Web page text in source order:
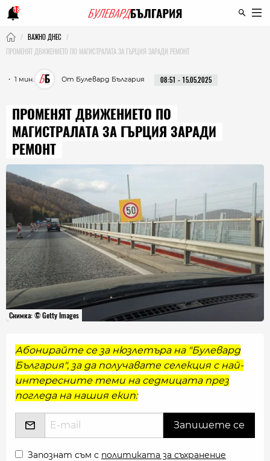
18
ВАЖНО ДНЕС
ПРОМЕНЯТ ДВИЖЕНИЕТО ПО МАГИСТРАЛАТА ЗА ГЪРЦИЯ ЗАРАДИ РЕМОНТ
・ 1 мин. От Булевард България 08:51 - 15.05.2025
ПРОМЕНЯТ ДВИЖЕНИЕТО ПО
МАГИСТРАЛАТА ЗА ГЪРЦИЯ ЗАРАДИ
РЕМОНТ
Снимка: © Getty Images
Абонирайте се за нюзлетъра на "Булевард
България", за да получавате селекция с най-
интересните теми на седмицата през
погледа на нашия екип:
Запознат съм с политиката за съхранение